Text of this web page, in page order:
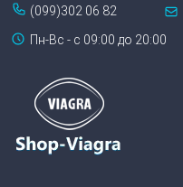
(099)302 06 82
Пн-Вс - с 09:00 до 20:00